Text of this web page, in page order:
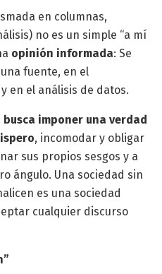
en columnas,
no es un simple “a mí
opinión informada: Se
fuente, en el
en el análisis de datos.
imponer una verdad
, incomodar y obligar
sus propios sesgos y a
ángulo. Una sociedad sin
es una sociedad
cualquier discurso